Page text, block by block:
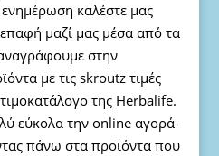
καλέστε μας
μαζί μας μέσα από τα
στην
με τις skroutz τιμές
της Herbalife.
εύκολα την online αγορά-
πάνω στα προϊόντα που